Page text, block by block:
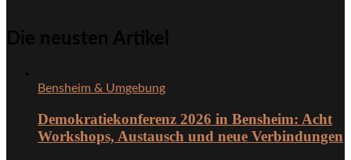
Die neusten Artikel
Bensheim & Umgebung
Demokratiekonferenz 2026 in Bensheim: Acht
Workshops, Austausch und neue Verbindungen